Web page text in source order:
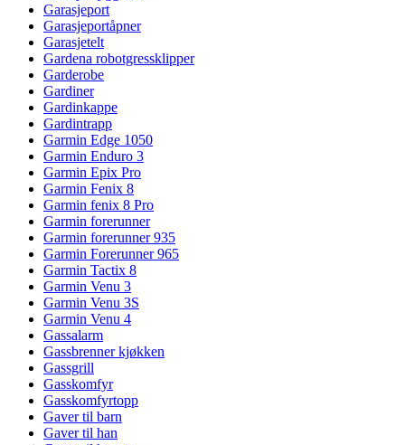
Garasjeport
Garasjeportåpner
Garasjetelt
Gardena robotgressklipper
Garderobe
Gardiner
Gardinkappe
Gardintrapp
Garmin Edge 1050
Garmin Enduro 3
Garmin Epix Pro
Garmin Fenix 8
Garmin fenix 8 Pro
Garmin forerunner
Garmin forerunner 935
Garmin Forerunner 965
Garmin Tactix 8
Garmin Venu 3
Garmin Venu 3S
Garmin Venu 4
Gassalarm
Gassbrenner kjøkken
Gassgrill
Gasskomfyr
Gasskomfyrtopp
Gaver til barn
Gaver til han